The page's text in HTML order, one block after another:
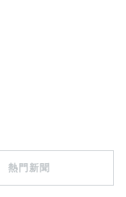
熱門新聞